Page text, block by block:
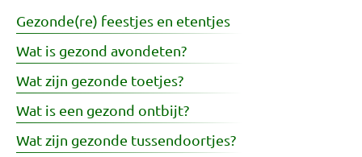
Gezonde(re) feestjes en etentjes
Wat is gezond avondeten?
Wat zijn gezonde toetjes?
Wat is een gezond ontbijt?
Wat zijn gezonde tussendoortjes?